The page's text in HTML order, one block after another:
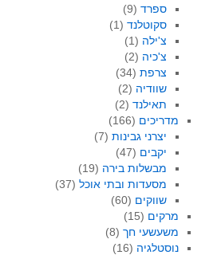
ספרד (9)
סקוטלנד (1)
צ'ילה (1)
צ'כיה (2)
צרפת (34)
שוודיה (2)
תאילנד (2)
מדריכים (166)
יצרני גבינות (7)
יקבים (47)
מבשלות בירה (19)
מסעדות ובתי אוכל (37)
שווקים (60)
מרקים (15)
משעשעי חך(8)
נוסטלגיה (16)